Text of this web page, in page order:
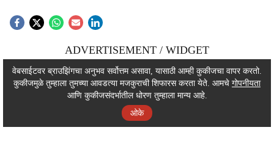
ADVERTISEMENT / WIDGET
ADVERTISEMENT / WIDGET
ADVERTISEMENT / WIDGET
वेबसाईटवर ब्राउझिंगचा अनुभव सर्वोत्तम असावा, यासाठी आम्ही कुकीजचा वापर करतो.
कुकीजमुळे तुम्हाला तुमच्या आवडत्या मजकुराची शिफारस करता येते. आमचे गोपनीयता
आणि कुकीजसंदर्भातील धोरण तुम्हाला मान्य आहे.
ओके